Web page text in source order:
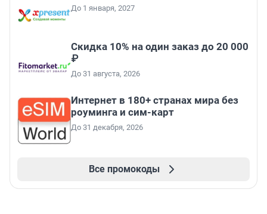
До 1 января, 2027
Скидка 10% на один заказ до 20 000
₽
До 31 августа, 2026
Интернет в 180+ странах мира без
роуминга и сим-карт
До 31 декабря, 2026
Все промокоды